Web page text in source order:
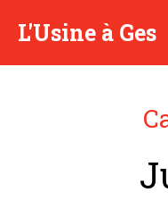
L'Usine à Ges